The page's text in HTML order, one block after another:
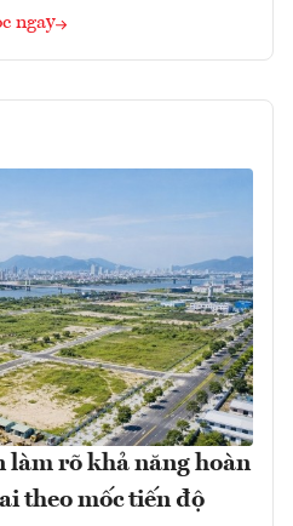
ngay
làm rõ khả năng hoàn
theo mốc tiến độ